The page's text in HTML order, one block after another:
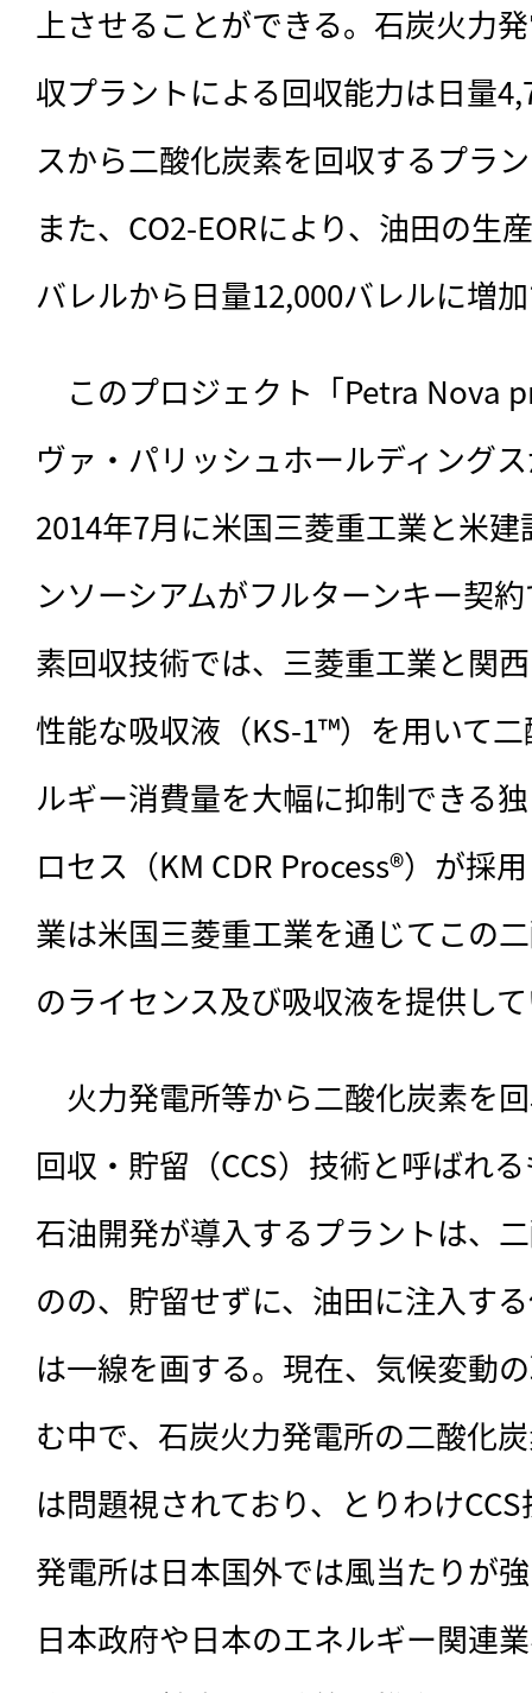
上させることができる。石炭火力
収プラントによる回収能力は日量
スから二酸化炭素を回収するプラ
また、CO2-EORにより、油田の生
バレルから日量12,000バレルに増
このプロジェクト「Petra Nova
ヴァ・パリッシュホールディング
2014年7月に米国三菱重工業と米
ンソーシアムがフルターンキー契
素回収技術では、三菱重工業と関
性能な吸収液（KS-1™）を用いて
ルギー消費量を大幅に抑制できる
ロセス（KM CDR Process®）が採
業は米国三菱重工業を通じてこの
のライセンス及び吸収液を提供し
火力発電所等から二酸化炭素を
回収・貯留（CCS）技術と呼ばれ
石油開発が導入するプラントは、
のの、貯留せずに、油田に注入す
は一線を画する。現在、気候変動
む中で、石炭火力発電所の二酸化
は問題視されており、とりわけ
発電所は日本国外では風当たりが
日本政府や日本のエネルギー関連